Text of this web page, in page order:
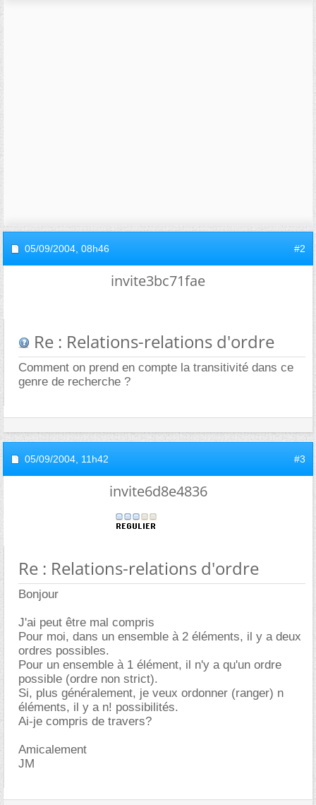
05/09/2004, 08h46 #2
invite3bc71fae
Re : Relations-relations d'ordre
Comment on prend en compte la transitivité dans ce
genre de recherche ?
05/09/2004, 11h42 #3
invite6d8e4836
Re : Relations-relations d'ordre
Bonjour
J'ai peut être mal compris
Pour moi, dans un ensemble à 2 éléments, il y a deux
ordres possibles.
Pour un ensemble à 1 élément, il n'y a qu'un ordre
possible (ordre non strict).
Si, plus généralement, je veux ordonner (ranger) n
éléments, il y a n! possibilités.
Ai-je compris de travers?
Amicalement
JM